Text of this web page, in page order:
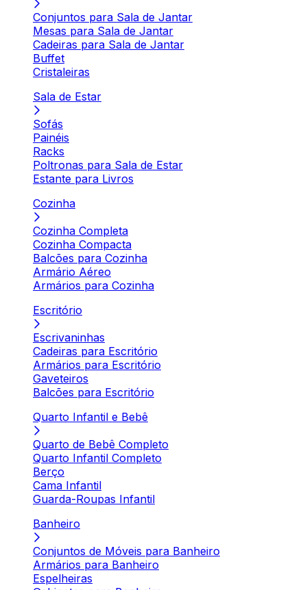
Conjuntos para Sala de Jantar
Mesas para Sala de Jantar
Cadeiras para Sala de Jantar
Buffet
Cristaleiras
Sala de Estar
Sofás
Painéis
Racks
Poltronas para Sala de Estar
Estante para Livros
Cozinha
Cozinha Completa
Cozinha Compacta
Balcões para Cozinha
Armário Aéreo
Armários para Cozinha
Escritório
Escrivaninhas
Cadeiras para Escritório
Armários para Escritório
Gaveteiros
Balcões para Escritório
Quarto Infantil e Bebê
Quarto de Bebê Completo
Quarto Infantil Completo
Berço
Cama Infantil
Guarda-Roupas Infantil
Banheiro
Conjuntos de Móveis para Banheiro
Armários para Banheiro
Espelheiras